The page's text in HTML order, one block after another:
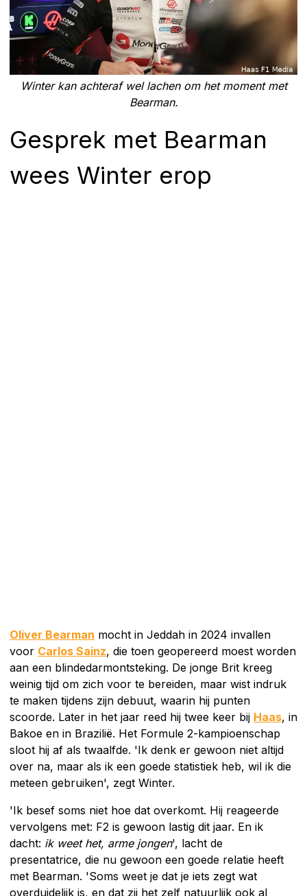
Winter kan achteraf wel lachen om het moment met
Bearman.
Gesprek met Bearman
wees Winter erop
Oliver Bearman mocht in Jeddah in 2024 invallen
voor Carlos Sainz, die toen geopereerd moest worden
aan een blindedarmontsteking. De jonge Brit kreeg
weinig tijd om zich voor te bereiden, maar wist indruk
te maken tijdens zijn debuut, waarin hij punten
scoorde. Later in het jaar reed hij twee keer bij Haas, in
Bakoe en in Brazilië. Het Formule 2-kampioenschap
sloot hij af als twaalfde. 'Ik denk er gewoon niet altijd
over na, maar als ik een goede statistiek heb, wil ik die
meteen gebruiken', zegt Winter.
'Ik besef soms niet hoe dat overkomt. Hij reageerde
vervolgens met: F2 is gewoon lastig dit jaar. En ik
dacht: ik weet het, arme jongen', lacht de
presentatrice, die nu gewoon een goede relatie heeft
met Bearman. 'Soms weet je dat je iets zegt wat
overduidelijk is, en dat zij het zelf natuurlijk ook al